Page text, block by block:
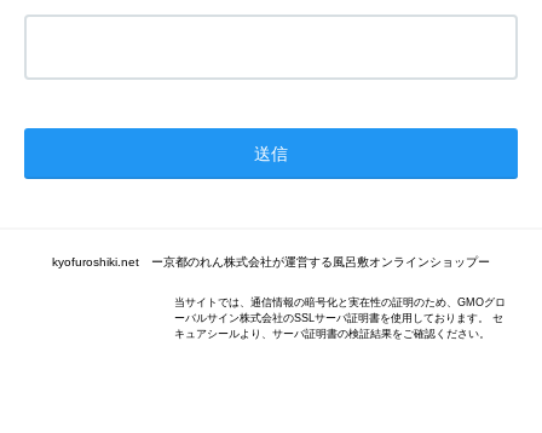
kyofuroshiki.net ー京都のれん株式会社が運営する風呂敷オンラインショップー
当サイトでは、通信情報の暗号化と実在性の証明のため、GMOグロ
ーバルサイン株式会社のSSLサーバ証明書を使用しております。 セ
キュアシールより、サーバ証明書の検証結果をご確認ください。